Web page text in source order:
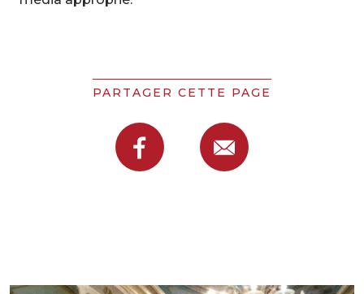
PARTAGER CETTE PAGE